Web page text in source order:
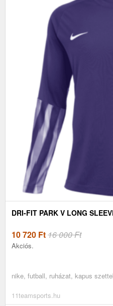
DRI-FIT PARK V LONG
10 720 Ft16 000 Ft
Akciós.
nike, futball, ruházat, kapus
11teamsports.hu